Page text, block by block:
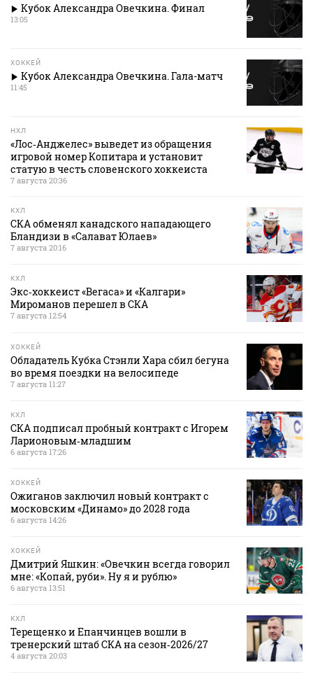
Кубок Александра Овечкина. Финал
13:05
ХОККЕЙ
Кубок Александра Овечкина. Гала-матч
11:45
НХЛ
«Лос‑Анджелес» выведет из обращения
игровой номер Копитара и установит
статую в честь словенского хоккеиста
7 августа 20:36
КХЛ
СКА обменял канадского нападающего
Бландизи в «Салават Юлаев»
7 августа 20:16
КХЛ
Экс‑хоккеист «Вегаса» и «Калгари»
Мироманов перешел в СКА
7 августа 12:54
ХОККЕЙ
Обладатель Кубка Стэнли Хара сбил бегуна
во время поездки на велосипеде
7 августа 11:27
КХЛ
СКА подписал пробный контракт с Игорем
Ларионовым‑младшим
6 августа 17:26
ХОККЕЙ
Ожиганов заключил новый контракт с
московским «Динамо» до 2028 года
6 августа 14:26
ХОККЕЙ
Дмитрий Яшкин: «Овечкин всегда говорил
мне: «Копай, руби». Ну я и рублю»
6 августа 13:51
КХЛ
Терещенко и Епанчинцев вошли в
тренерский штаб СКА на сезон‑2026/27
4 августа 20:03